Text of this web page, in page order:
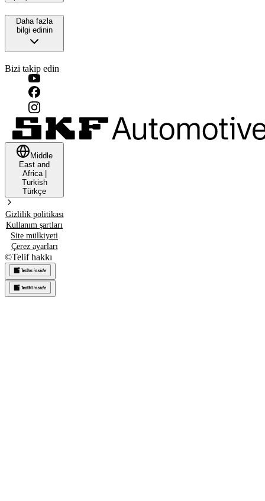
Daha fazla
bilgi edinin
Bizi takip edin
Middle
East and
Africa|
Turkish
Türkçe
Gizlilik politikası
Kullanım şartları
Site mülkiyeti
Çerez ayarları
©Telif hakkı